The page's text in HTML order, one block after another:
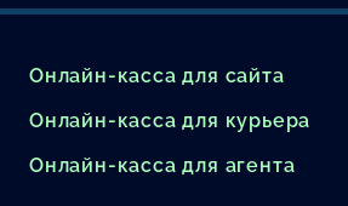
Онлайн-касса для сайта
Онлайн-касса для курьера
Онлайн-касса для агента